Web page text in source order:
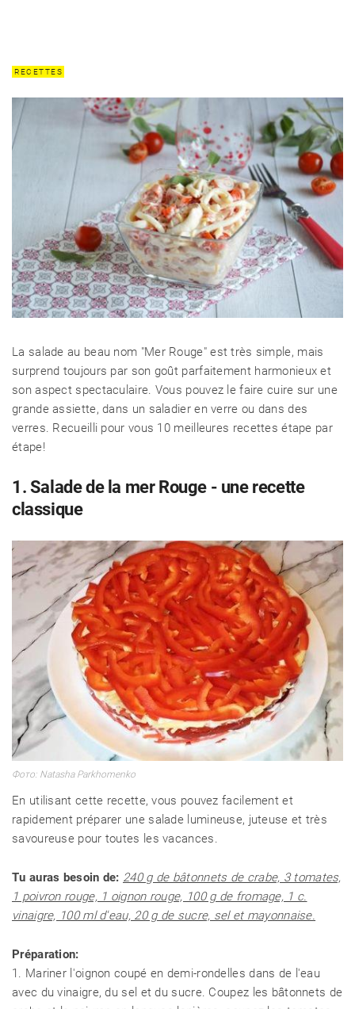
RECETTES
La salade au beau nom "Mer Rouge" est très simple, mais
surprend toujours par son goût parfaitement harmonieux et
son aspect spectaculaire. Vous pouvez le faire cuire sur une
grande assiette, dans un saladier en verre ou dans des
verres. Recueilli pour vous 10 meilleures recettes étape par
étape!
1. Salade de la mer Rouge - une recette
classique
En utilisant cette recette, vous pouvez facilement et
rapidement préparer une salade lumineuse, juteuse et très
savoureuse pour toutes les vacances.
Tu auras besoin de: 240 g de bâtonnets de crabe, 3 tomates,
1 poivron rouge, 1 oignon rouge, 100 g de fromage, 1 c.
vinaigre, 100 ml d'eau, 20 g de sucre, sel et mayonnaise.
Préparation:
1. Mariner l'oignon coupé en demi-rondelles dans de l'eau
avec du vinaigre, du sel et du sucre. Coupez les bâtonnets de